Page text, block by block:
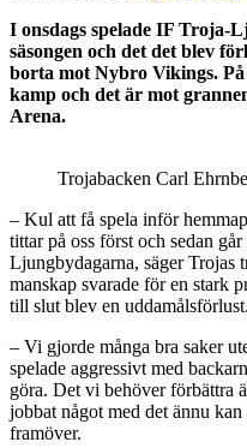
I onsdags spelade IF Troja-
säsongen och det det blev
borta mot Nybro Vikings.
kamp och det är mot
Arena.
Trojabacken Carl
– Kul att få spela inför
tittar på oss först och sedan
Ljungbydagarna, säger Trojas
manskap svarade för en stark
till slut blev en uddamålsförlust.
– Vi gjorde många bra saker
spelade aggressivt med
göra. Det vi behöver förbättra
jobbat något med det ännu
framöver.